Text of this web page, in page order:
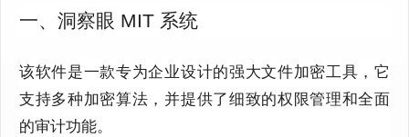
一、洞察眼 MIT 系统
该软件是一款专为企业设计的强大文件加密工具，它
支持多种加密算法，并提供了细致的权限管理和全面
的审计功能。